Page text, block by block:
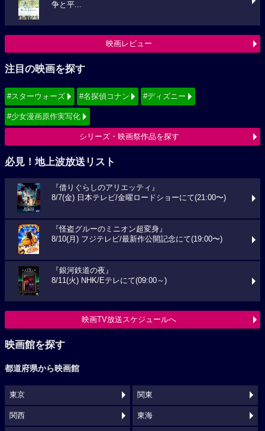
争と平...
映画レビュー
注目の映画を探す
#スターウォーズ #名探偵コナン #ディズニー
#少女漫画原作実写化
シリーズ・映画祭作品を探す
必見！地上波放送リスト
『借りぐらしのアリエッティ』
8/7(金) 日本テレビ/金曜ロードショーにて(21:00〜)
『怪盗グルーのミニオン超変身』
8/10(月) フジテレビ/最新作公開記念にて(19:00〜)
『銀河鉄道の夜』
8/11(火) NHK/Eテレにて(09:00～)
映画TV放送スケジュールへ
映画館を探す
都道府県から映画館
東京 関東
関西 東海